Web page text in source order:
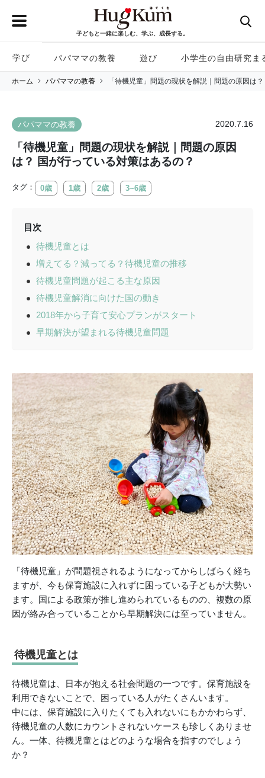
子どもと一緒に楽しむ、学ぶ、成長する。
学び パパママの教養 遊び 小学生の自由研究ま
ホーム パパママの教養 「待機児童」問題の現状を解説｜問題の原因は
パパママの教養 2020.7.16
「待機児童」問題の現状を解説｜問題の原因
は？ 国が行っている対策はあるの？
タグ： 0歳 1歳 2歳 3~6歳
目次
待機児童とは
増えてる？減ってる？待機児童の推移
待機児童問題が起こる主な原因
待機児童解消に向けた国の動き
2018年から子育て安心プランがスタート
早期解決が望まれる待機児童問題
「待機児童」が問題視されるようになってからしばらく経ち
ますが、今も保育施設に入れずに困っている子どもが大勢い
ます。国による政策が推し進められているものの、複数の原
因が絡み合っていることから早期解決には至っていません。
待機児童とは
待機児童は、日本が抱える社会問題の一つです。保育施設を
利用できないことで、困っている人がたくさんいます。
中には、保育施設に入りたくても入れないにもかかわらず、
待機児童の人数にカウントされないケースも珍しくありませ
ん。一体、待機児童とはどのような場合を指すのでしょう
か？